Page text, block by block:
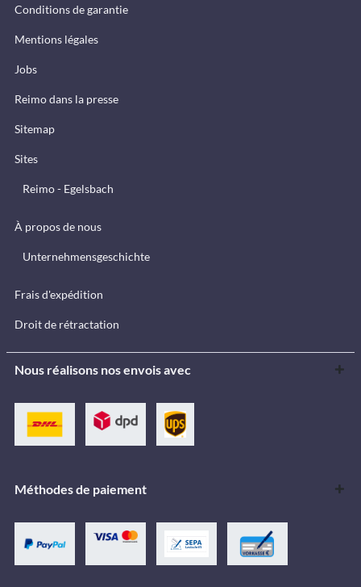
Conditions de garantie
Mentions légales
Jobs
Reimo dans la presse
Sitemap
Sites
Reimo - Egelsbach
À propos de nous
Unternehmensgeschichte
Frais d'expédition
Droit de rétractation
Nous réalisons nos envois avec
Méthodes de paiement